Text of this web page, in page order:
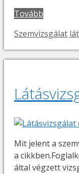
Tovább
Kategória
Szemvizsgálat
Mit jelent a
a
által végzett